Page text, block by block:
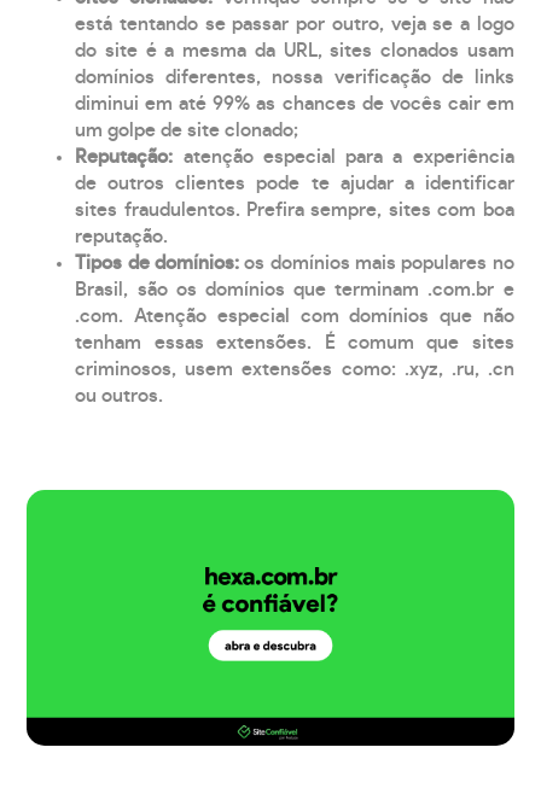
está tentando se passar por outro, veja se a logo
do site é a mesma da URL, sites clonados usam
domínios diferentes, nossa verificação de links
diminui em até 99% as chances de vocês cair em
um golpe de site clonado;
Reputação: atenção especial para a experiência
de outros clientes pode te ajudar a identificar
sites fraudulentos. Prefira sempre, sites com boa
reputação.
Tipos de domínios:os domínios mais populares no
Brasil, são os domínios que terminam .com.br e
.com. Atenção especial com domínios que não
tenham essas extensões. É comum que sites
criminosos, usem extensões como: .xyz, .ru, .cn
ou outros.